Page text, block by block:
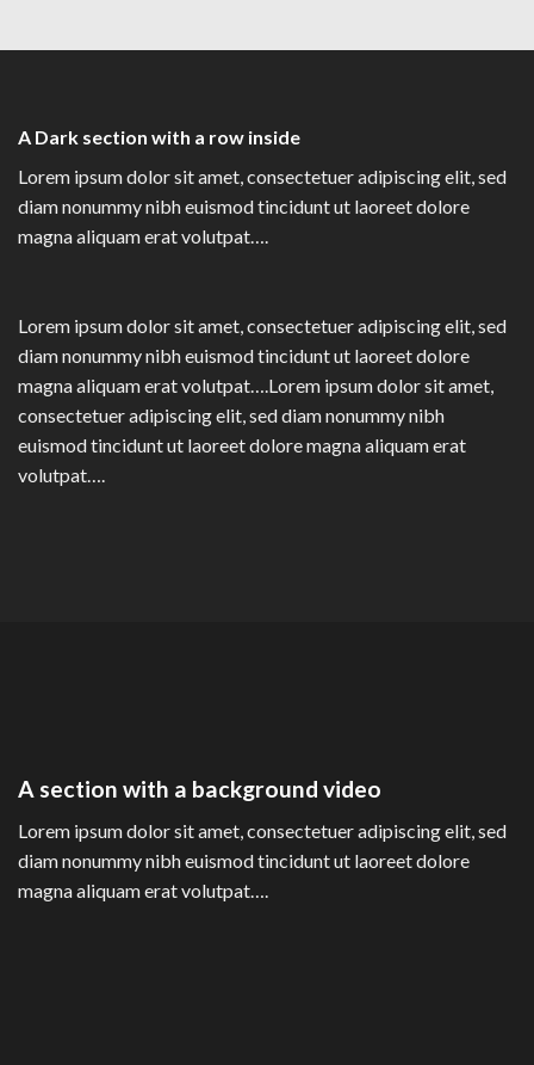
A Dark section with a row inside
Lorem ipsum dolor sit amet, consectetuer adipiscing elit, sed
diam nonummy nibh euismod tincidunt ut laoreet dolore
magna aliquam erat volutpat….
Lorem ipsum dolor sit amet, consectetuer adipiscing elit, sed
diam nonummy nibh euismod tincidunt ut laoreet dolore
magna aliquam erat volutpat….Lorem ipsum dolor sit amet,
consectetuer adipiscing elit, sed diam nonummy nibh
euismod tincidunt ut laoreet dolore magna aliquam erat
volutpat….
A section with a background video
Lorem ipsum dolor sit amet, consectetuer adipiscing elit, sed
diam nonummy nibh euismod tincidunt ut laoreet dolore
magna aliquam erat volutpat….